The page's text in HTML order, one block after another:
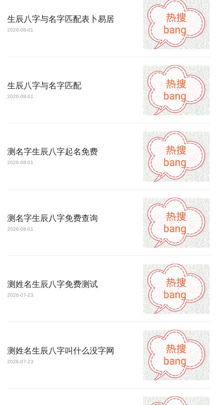
生辰八字与名字匹配表卜易居
2026-08-01
生辰八字与名字匹配
2026-08-01
测名字生辰八字起名免费
2026-08-01
测名字生辰八字免费查询
2026-08-01
测姓名生辰八字免费测试
2026-07-23
测姓名生辰八字叫什么没字网
2026-07-23